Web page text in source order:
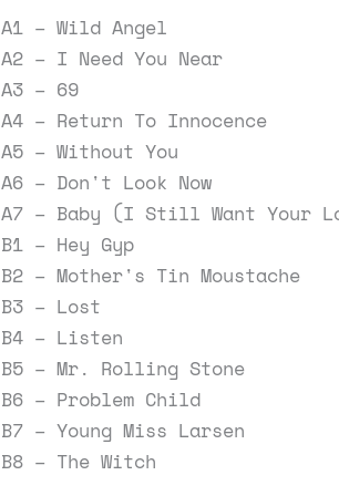
A1 – Wild Angel
A2 – I Need You Near
A3 – 69
A4 – Return To Innocence
A5 – Without You
A6 – Don't Look Now
A7 – Baby (I Still Want Your
B1 – Hey Gyp
B2 – Mother's Tin Moustache
B3 – Lost
B4 – Listen
B5 – Mr. Rolling Stone
B6 – Problem Child
B7 – Young Miss Larsen
B8 – The Witch